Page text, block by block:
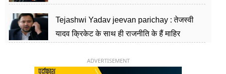
Tejashwi Yadav jeevan parichay : तेजस्वी
यादव क्रिकेट के साथ ही राजनीति के हैं माहिर
ADVERTISEMENT